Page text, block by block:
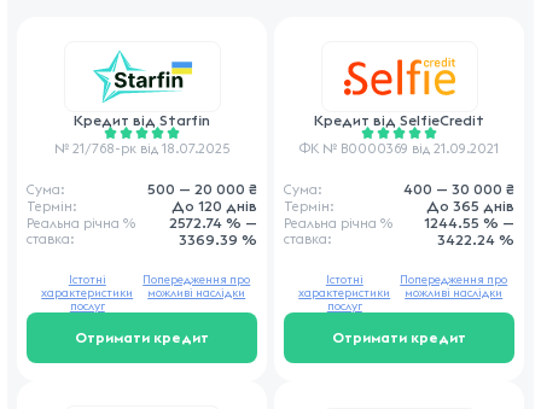
Кредит від Starfin
№ 21/768-рк від 18.07.2025
Сума: 500 — 20 000 ₴
Термін: До 120 днів
Реальна річна %
ставка:
2572.74 % —
3369.39 %
Отримати кредит
Істотні
характеристики
послуг
Попередження про
можливі наслідки
Кредит від SelfieCredit
ФК № В0000369 від 21.09.2021
Сума: 400 — 30 000 ₴
Термін: До 365 днів
Реальна річна %
ставка:
1244.55 % —
3422.24 %
Отримати кредит
Істотні
характеристики
послуг
Попередження про
можливі наслідки